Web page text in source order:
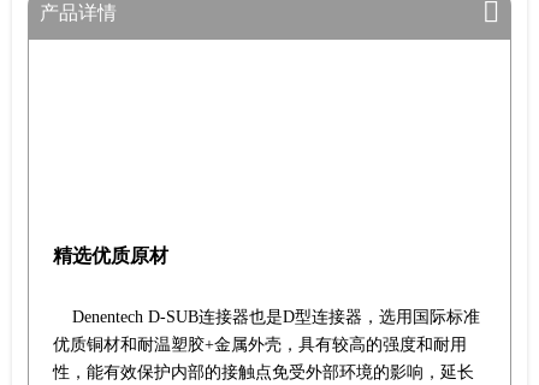
产品详情
精选优质原材
Denentech D-SUB连接器也是D型连接器，选用国际标准
优质铜材和耐温塑胶+金属外壳，具有较高的强度和耐用
性，能有效保护内部的接触点免受外部环境的影响，延长